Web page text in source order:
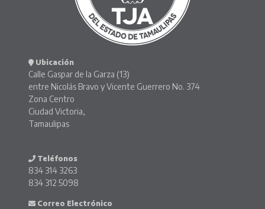
Ubicación
Calle Gaspar de la Garza (13)
entre Nicolás Bravo y Vicente Guerrero No. 374
Zona Centro
Ciudad Victoria,
Tamaulipas
Teléfonos
834 314 3263
834 312 5098
Correo Electrónico